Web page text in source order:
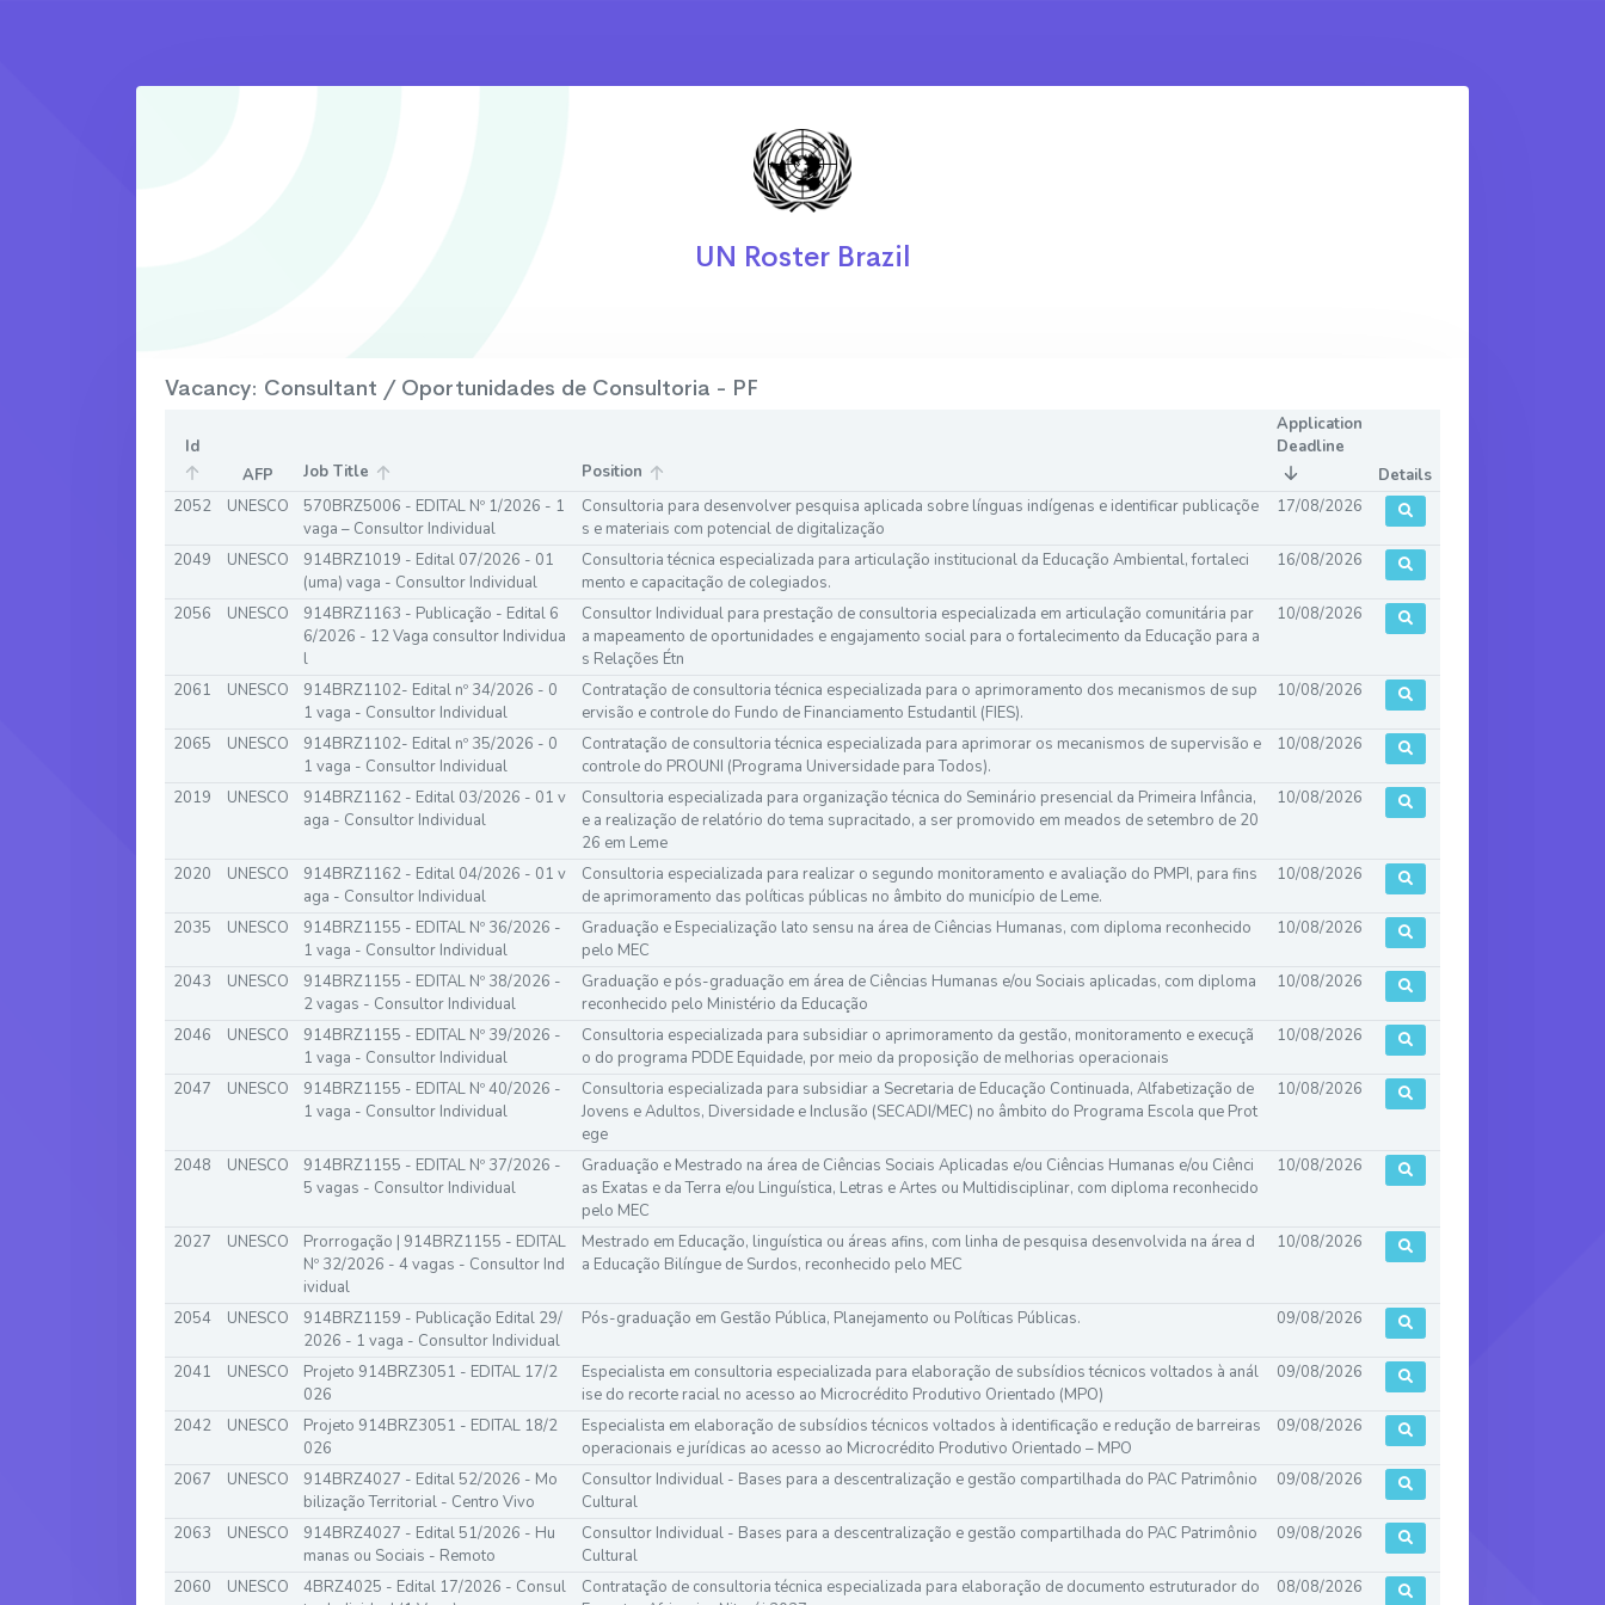
UN Roster Brazil
Vacancy: Consultant / Oportunidades de Consultoria - PF
Id
AFP
Job Title Position
Application
Deadline
Details
2052
UNESCO
570BRZ5006 - EDITAL Nº 1/2026 - 1
vaga – Consultor Individual
Consultoria para desenvolver pesquisa aplicada sobre línguas indígenas e identificar publicaçõe
s e materiais com potencial de digitalização
17/08/2026
2049 UNESCO
914BRZ1019 - Edital 07/2026 - 01
(uma) vaga - Consultor Individual
Consultoria técnica especializada para articulação institucional da Educação Ambiental, fortaleci
mento e capacitação de colegiados.
16/08/2026
2056 UNESCO
914BRZ1163 - Publicação - Edital 6
6/2026 - 12 Vaga consultor Individua
l
Consultor Individual para prestação de consultoria especializada em articulação comunitária par
a mapeamento de oportunidades e engajamento social para o fortalecimento da Educação para a
s Relações Étn
10/08/2026
2061 UNESCO
914BRZ1102- Edital nº 34/2026 - 0
1 vaga - Consultor Individual
Contratação de consultoria técnica especializada para o aprimoramento dos mecanismos de sup
ervisão e controle do Fundo de Financiamento Estudantil (FIES).
10/08/2026
2065 UNESCO
914BRZ1102- Edital nº 35/2026 - 0
1 vaga - Consultor Individual
Contratação de consultoria técnica especializada para aprimorar os mecanismos de supervisão e
controle do PROUNI (Programa Universidade para Todos).
10/08/2026
2019 UNESCO
914BRZ1162 - Edital 03/2026 - 01 v
aga - Consultor Individual
Consultoria especializada para organização técnica do Seminário presencial da Primeira Infância,
e a realização de relatório do tema supracitado, a ser promovido em meados de setembro de 20
26 em Leme
10/08/2026
2020 UNESCO
914BRZ1162 - Edital 04/2026 - 01 v
aga - Consultor Individual
Consultoria especializada para realizar o segundo monitoramento e avaliação do PMPI, para fins
de aprimoramento das políticas públicas no âmbito do município de Leme.
10/08/2026
2035 UNESCO
914BRZ1155 - EDITAL Nº 36/2026 -
1 vaga - Consultor Individual
Graduação e Especialização lato sensu na área de Ciências Humanas, com diploma reconhecido
pelo MEC
10/08/2026
2043 UNESCO
914BRZ1155 - EDITAL Nº 38/2026 -
2 vagas - Consultor Individual
Graduação e pós-graduação em área de Ciências Humanas e/ou Sociais aplicadas, com diploma
reconhecido pelo Ministério da Educação
10/08/2026
2046 UNESCO
914BRZ1155 - EDITAL Nº 39/2026 -
1 vaga - Consultor Individual
Consultoria especializada para subsidiar o aprimoramento da gestão, monitoramento e execuçã
o do programa PDDE Equidade, por meio da proposição de melhorias operacionais
10/08/2026
2047 UNESCO
914BRZ1155 - EDITAL Nº 40/2026 -
1 vaga - Consultor Individual
Consultoria especializada para subsidiar a Secretaria de Educação Continuada, Alfabetização de
Jovens e Adultos, Diversidade e Inclusão (SECADI/MEC) no âmbito do Programa Escola que Prot
ege
10/08/2026
2048 UNESCO
914BRZ1155 - EDITAL Nº 37/2026 -
5 vagas - Consultor Individual
Graduação e Mestrado na área de Ciências Sociais Aplicadas e/ou Ciências Humanas e/ou Ciênci
as Exatas e da Terra e/ou Linguística, Letras e Artes ou Multidisciplinar, com diploma reconhecido
pelo MEC
10/08/2026
2027 UNESCO
Prorrogação | 914BRZ1155 - EDITAL
Nº 32/2026 - 4 vagas - Consultor Ind
ividual
Mestrado em Educação, linguística ou áreas afins, com linha de pesquisa desenvolvida na área d
a Educação Bilíngue de Surdos, reconhecido pelo MEC
10/08/2026
2054 UNESCO
914BRZ1159 - Publicação Edital 29/
2026 - 1 vaga - Consultor Individual
Pós-graduação em Gestão Pública, Planejamento ou Políticas Públicas. 09/08/2026
2041 UNESCO
Projeto 914BRZ3051 - EDITAL 17/2
026
Especialista em consultoria especializada para elaboração de subsídios técnicos voltados à anál
ise do recorte racial no acesso ao Microcrédito Produtivo Orientado (MPO)
09/08/2026
2042 UNESCO
Projeto 914BRZ3051 - EDITAL 18/2
026
Especialista em elaboração de subsídios técnicos voltados à identificação e redução de barreiras
operacionais e jurídicas ao acesso ao Microcrédito Produtivo Orientado – MPO
09/08/2026
2067 UNESCO
914BRZ4027 - Edital 52/2026 - Mo
bilização Territorial - Centro Vivo
Consultor Individual - Bases para a descentralização e gestão compartilhada do PAC Patrimônio
Cultural
09/08/2026
2063 UNESCO
914BRZ4027 - Edital 51/2026 - Hu
manas ou Sociais - Remoto
Consultor Individual - Bases para a descentralização e gestão compartilhada do PAC Patrimônio
Cultural
09/08/2026
2060 UNESCO
4BRZ4025 - Edital 17/2026 - Consul
Contratação de consultoria técnica especializada para elaboração de documento estruturador do
08/08/2026